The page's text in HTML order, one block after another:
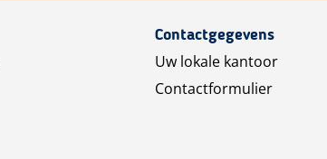
Contactgegevens
Uw lokale kantoor
Contactformulier